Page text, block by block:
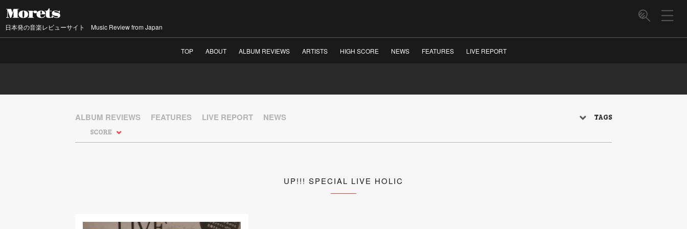
日本発の音楽レビューサイト Music Review from Japan
TOP ABOUT ALBUM REVIEWS ARTISTS HIGH SCORE NEWS FEATURES LIVE REPORT
ALBUM REVIEWS
SCORE
FEATURES LIVE REPORT NEWS TAGS
UP!!! SPECIAL LIVE HOLIC